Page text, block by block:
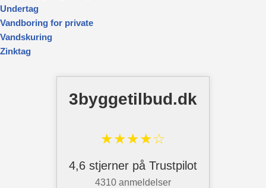
Undertag
Vandboring for private
Vandskuring
Zinktag
3byggetilbud.dk
★★★★☆
4,6 stjerner på Trustpilot
4310 anmeldelser